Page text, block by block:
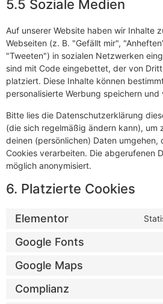
5.5 Soziale Medien
Auf unserer Website haben wir Inhalte
Webseiten (z. B. "Gefällt mir",
"Tweeten") in sozialen Netzwerken
sind mit Code eingebettet, der von
platziert. Diese Inhalte können
personalisierte Werbung speichern und
Bitte lies die Datenschutzerklärung
(die sich regelmäßig ändern kann), um
deinen (persönlichen) Daten umgehen,
Cookies verarbeiten. Die abgerufenen
möglich anonymisiert.
6. Platzierte Cookies
Elementor
Google Fonts
Google Maps
Complianz